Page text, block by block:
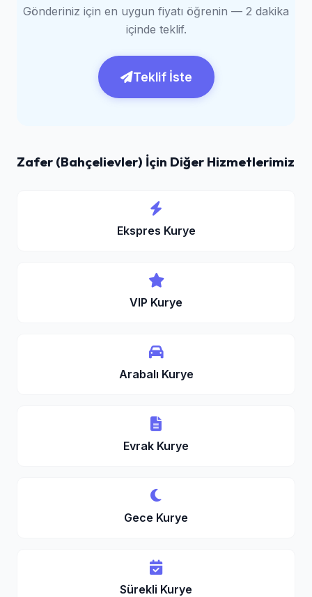
Gönderiniz için en uygun fiyatı öğrenin — 2 dakika
içinde teklif.
Teklif İste
Zafer (Bahçelievler) İçin Diğer Hizmetlerimiz
Ekspres Kurye
VIP Kurye
Arabalı Kurye
Evrak Kurye
Gece Kurye
Sürekli Kurye